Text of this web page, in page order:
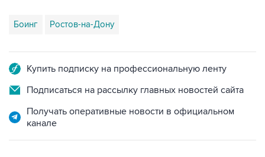
Боинг Ростов-на-Дону
Купить подписку на профессиональную ленту
Подписаться на рассылку главных новостей сайта
Получать оперативные новости в официальном
канале